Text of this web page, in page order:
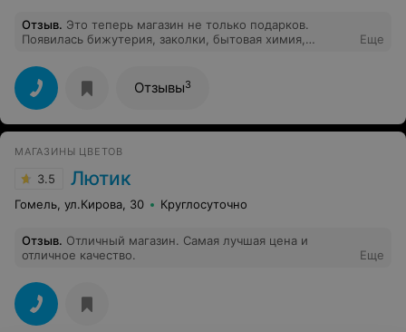
Отзыв. Это теперь магазин не только подарков.
Появилась бижутерия, заколки, бытовая химия,
цветы на юбилей. Понравилась композиция, красивая,
свежая. Долго стояла. Делают на совесть. Хороший
магазин.
Еще
Отзывы3
МАГАЗИНЫ ЦВЕТОВ
3.5 Лютик
Гомель, ул.Кирова, 30 Круглосуточно
Отзыв. Отличный магазин. Самая лучшая цена и
отличное качество.
Еще